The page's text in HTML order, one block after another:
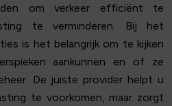
om verkeer efficiënt te
te verminderen. Bij het
is het belangrijk om te kijken
aankunnen en of ze
De juiste provider helpt u
te voorkomen, maar zorgt